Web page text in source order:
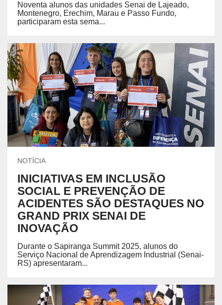
Noventa alunos das unidades Senai de Lajeado,
Montenegro, Erechim, Marau e Passo Fundo,
participaram esta sema...
NOTÍCIA
INICIATIVAS EM INCLUSÃO
SOCIAL E PREVENÇÃO DE
ACIDENTES SÃO DESTAQUES NO
GRAND PRIX SENAI DE
INOVAÇÃO
Durante o Sapiranga Summit 2025, alunos do
Serviço Nacional de Aprendizagem Industrial (Senai-
RS) apresentaram...